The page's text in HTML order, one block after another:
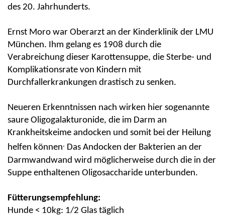
des 20. Jahrhunderts.
Ernst Moro war Oberarzt an der Kinderklinik der LMU
München. Ihm gelang es 1908 durch die
Verabreichung dieser Karottensuppe, die Sterbe- und
Komplikationsrate von Kindern mit
Durchfallerkrankungen drastisch zu senken.
Neueren Erkenntnissen nach wirken hier sogenannte
saure Oligogalakturonide, die im Darm an
Krankheitskeime andocken und somit bei der Heilung
helfen können. Das Andocken der Bakterien an der
Darmwandwand wird möglicherweise durch die in der
Suppe enthaltenen Oligosaccharide unterbunden.
Fütterungsempfehlung:
Hunde < 10kg: 1/2 Glas täglich